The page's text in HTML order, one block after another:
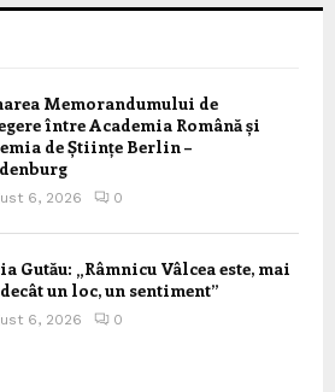
Memorandumului de
între Academia Română și
de Științe Berlin –
6, 2026 0
Gutău: „Râmnicu Vâlcea este, mai
un loc, un sentiment”
6, 2026 0